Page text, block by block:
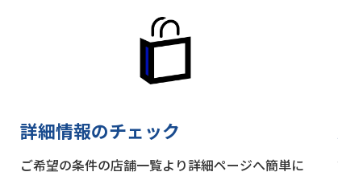
詳細情報のチェック
ご希望の条件の店舗一覧より詳細ページへ簡単に